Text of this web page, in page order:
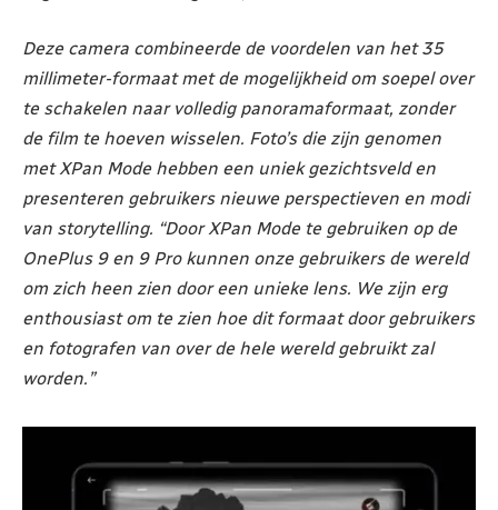
Deze camera combineerde de voordelen van het 35
millimeter-formaat met de mogelijkheid om soepel over
te schakelen naar volledig panoramaformaat, zonder
de film te hoeven wisselen. Foto’s die zijn genomen
met XPan Mode hebben een uniek gezichtsveld en
presenteren gebruikers nieuwe perspectieven en modi
van storytelling. “Door XPan Mode te gebruiken op de
OnePlus 9 en 9 Pro kunnen onze gebruikers de wereld
om zich heen zien door een unieke lens. We zijn erg
enthousiast om te zien hoe dit formaat door gebruikers
en fotografen van over de hele wereld gebruikt zal
worden.”